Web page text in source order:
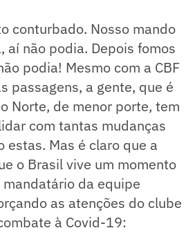
conturbado. Nosso mando
aí não podia. Depois fomos
podia! Mesmo com a CBF
passagens, a gente, que é
Norte, de menor porte, tem
com tantas mudanças
estas. Mas é claro que a
o Brasil vive um momento
da equipe
as atenções do clube
à Covid-19: